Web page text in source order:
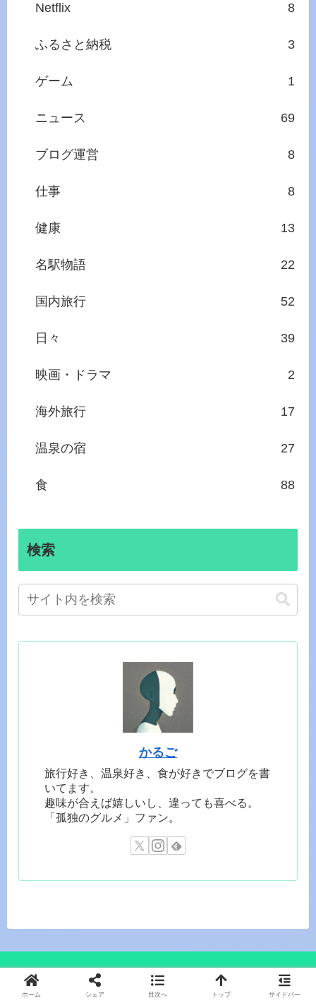
Netflix 8
ふるさと納税 3
ゲーム 1
ニュース 69
ブログ運営 8
仕事 8
健康 13
名駅物語 22
国内旅行 52
日々 39
映画・ドラマ 2
海外旅行 17
温泉の宿 27
食 88
検索
かるご
旅行好き、温泉好き、食が好きでブログを書
いてます。
趣味が合えば嬉しいし、違っても喜べる。
「孤独のグルメ」ファン。
かるごブログ
ホーム シェア 目次へ トップ サイドバー